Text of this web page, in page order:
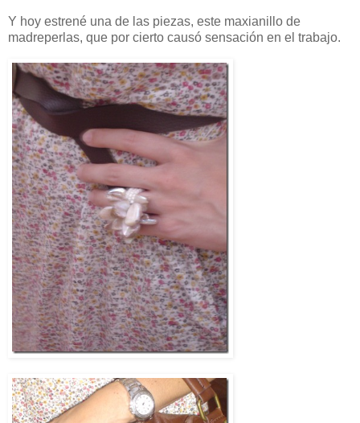
Y hoy estrené una de las piezas, este maxianillo de
madreperlas, que por cierto causó sensación en el trabajo.